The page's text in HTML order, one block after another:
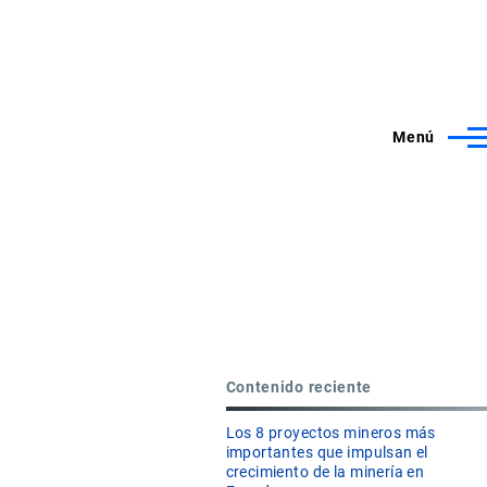
Menú
Contenido reciente
Los 8 proyectos mineros más
importantes que impulsan el
crecimiento de la minería en